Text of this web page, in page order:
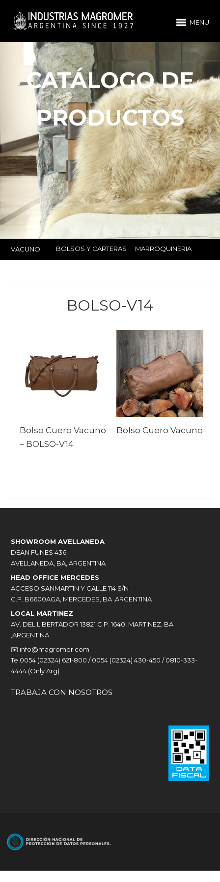
MENU
CATÁLOGO DE
PRODUCTOS
VACUNO BOLSOS Y CARTERAS MARROQUINERIA
BOLSO-V14
Bolso Cuero Vacuno
– BOLSO-V14
Bolso Cuero Vacuno
SHOWROOM AVELLANEDA
DEAN FUNES 436
AVELLANEDA, BA, ARGENTINA
HEAD OFFICE MERCEDES
ACCESO SANMARTIN Y CALLE 114 S/N
C.P. B6600AGA, MERCEDES, BA ,ARGENTINA
LOCAL MARTINEZ
AV. DEL LIBERTADOR 13821 C.P. 1640, MARTINEZ, BA
,ARGENTINA
✉️ info@magromer.com
Te 0054 (02324) 621-800 / 0054 (02324) 430-450 / 0810-333-
4444 (Only Arg)
TRABAJA CON NOSOTROS